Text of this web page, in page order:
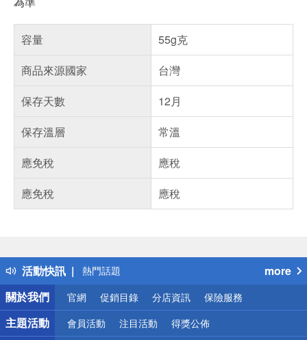
容量
55g克
商品來源國家
台灣
保存天數
12月
保存溫層
常溫
應免稅
應稅
應免稅
應稅
活動快訊
得獎公告
熱門話題
銀行優惠
偏遠地區配送
詐騙網頁！請小心！
more
關於我們
官網 促銷目錄 分店資訊 保險服務
主題活動 會員活動 注目活動 得獎公佈